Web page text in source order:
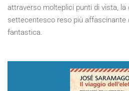
attraverso molteplici punti di vista,
settecentesco reso più affascinante
fantastica.